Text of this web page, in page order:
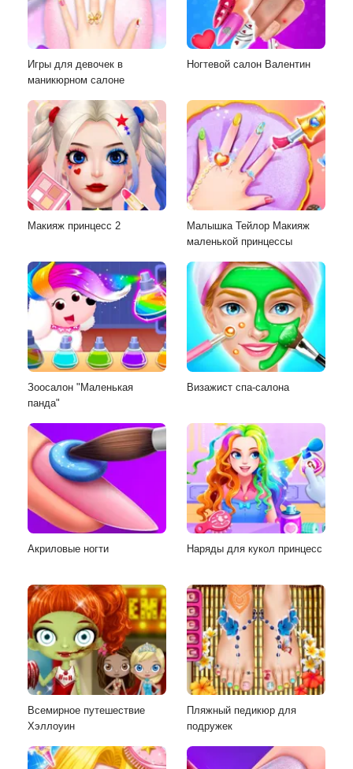
Игры для девочек в
маникюрном салоне
Ногтевой салон Валентин
Макияж принцесс 2
Малышка Тейлор Макияж
маленькой принцессы
Зоосалон "Маленькая
панда"
Визажист спа-салона
Акриловые ногти Наряды для кукол принцесс
Всемирное путешествие
Хэллоуин
Пляжный педикюр для
подружек